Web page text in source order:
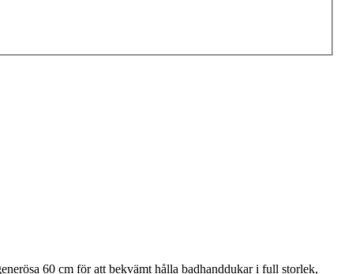
60 cm för att bekvämt hålla badhanddukar i full storlek,